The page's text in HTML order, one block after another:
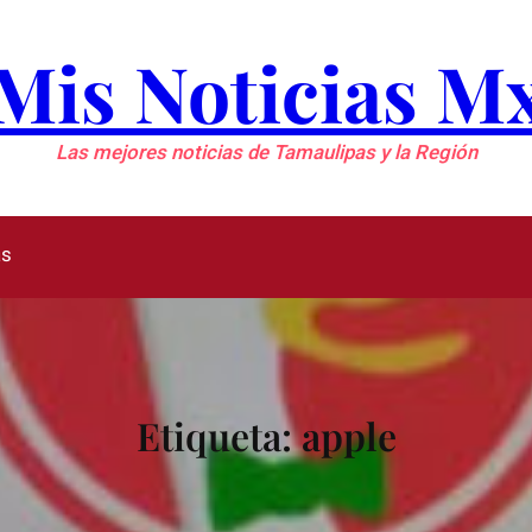
Noticias
Las mejores noticias de Tamaulipas y la Región
Etiqueta:apple